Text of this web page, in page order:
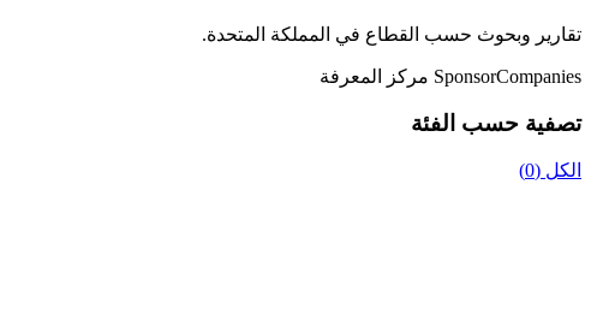
تقارير وبحوث حسب القطاع في المملكة المتحدة.
SponsorCompanies مركز المعرفة
تصفية حسب الفئة
الكل (0)